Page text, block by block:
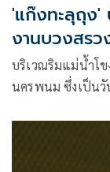
'แก๊งทะลุถุง'
งานบวงสรว
บริเวณริมแม่น้ำโข
นครพนม ซึ่งเป็นวั